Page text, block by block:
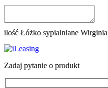
ilość Łóżko sypialniane Wirginia
Zadaj pytanie o produkt